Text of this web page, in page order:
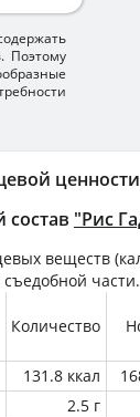
ценности
"Рис
веществ
съедобной части.
Количество
131.8 ккал
2.5 г
Поэтому